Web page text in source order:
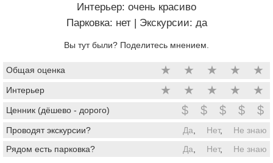
Интерьер: очень красиво
Парковка: нет | Экскурсии: да
Вы тут были? Поделитесь мнением.
Общая оценка ★ ★ ★ ★ ★
Интерьер ★ ★ ★ ★ ★
Ценник (дёшево - дорого) $ $ $ $ $
Проводят экскурсии? Да Нет,
Не знаю
Рядом есть парковка?
Да Нет, Не знаю